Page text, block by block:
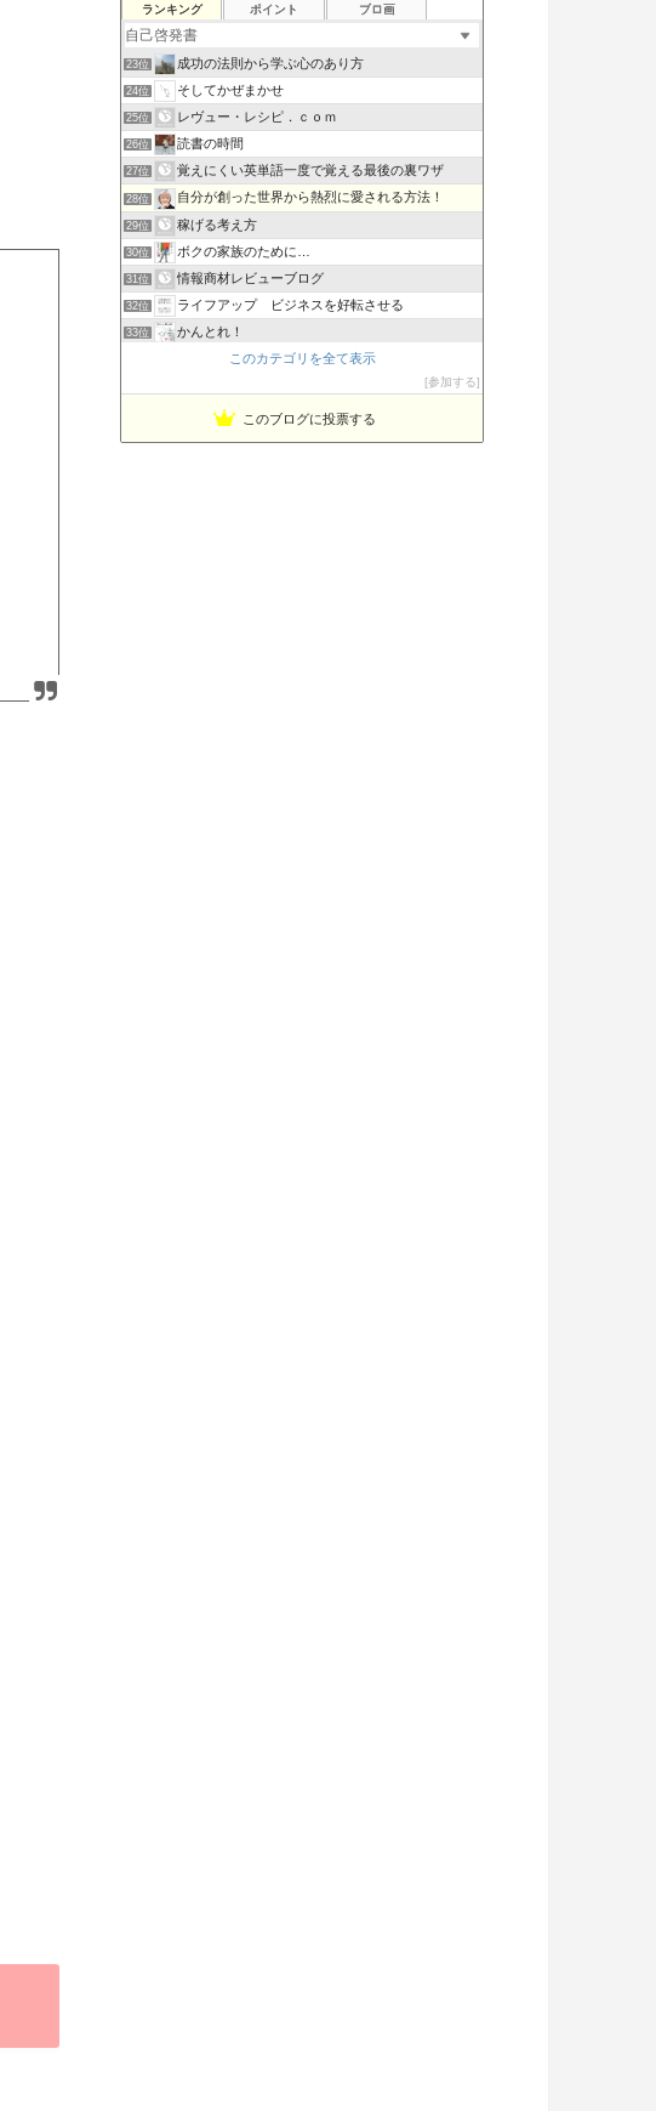
ランキング ポイント ブロ画
21位 【Book Hack !!!】ヨメバヨムホド
22位 suetch’s blog
23位 成功の法則から学ぶ心のあり方
24位 そしてかぜまかせ
25位 レヴュー・レシピ．ｃｏｍ
26位 読書の時間
27位 覚えにくい英単語一度で覚える最後の裏ワザ
28位 自分が創った世界から熱烈に愛される方法！
29位 稼げる考え方
30位 ボクの家族のために…
31位 情報商材レビューブログ
32位 ライフアップ ビジネスを好転させる
33位 かんとれ！
ポジティブ馬鹿〜夢への思考〜
このカテゴリを全て表示
参加する
このブログに投票する